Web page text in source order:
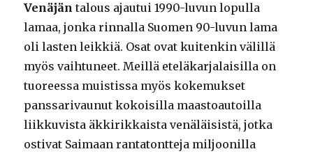
Venäjän talous ajautui 1990-luvun lopulla
lamaa, jonka rinnalla Suomen 90-luvun lama
oli lasten leikkiä. Osat ovat kuitenkin välillä
myös vaihtuneet. Meillä eteläkarjalaisilla on
tuoreessa muistissa myös kokemukset
panssarivaunut kokoisilla maastoautoilla
liikkuvista äkkirikkaista venäläisistä, jotka
ostivat Saimaan rantatontteja miljoonilla